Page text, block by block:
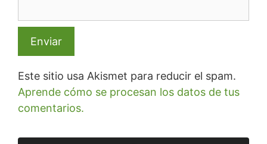
Este sitio usa Akismet para reducir el spam.
Aprende cómo se procesan los datos de tus
comentarios.